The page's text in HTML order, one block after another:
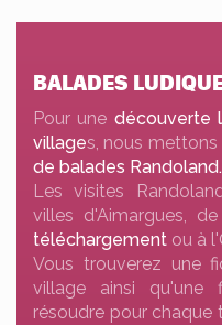
BALADES
Pour une découverte
villages, nous
de balades Randoland.
Les visites
villes d'Aimargues,
téléchargement ou à
Vous trouverez une
village ainsi qu'une
résoudre pour chaque